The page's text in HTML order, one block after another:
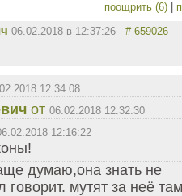
поощрить (6)
06.02.2018 в 12:37:26 # 659026
12:34:08
от 06.02.2018 12:32:30
12:16:22
думаю,она знать не
мутят за неё